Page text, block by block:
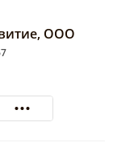
ООО